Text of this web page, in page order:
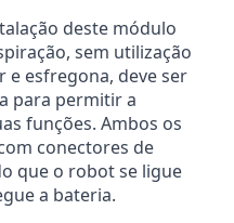
deste módulo
sem utilização
e esfregona, deve ser
para permitir a
funções. Ambos os
conectores de
que o robot se ligue
a bateria.